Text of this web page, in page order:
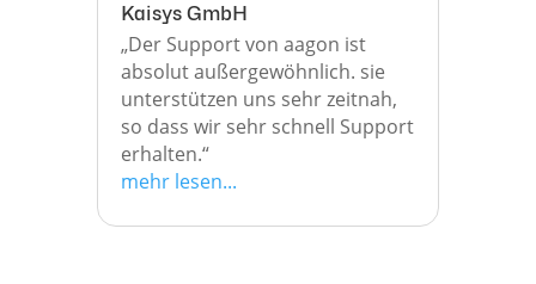
Kaisys GmbH
„Der Support von aagon ist
absolut außergewöhnlich. sie
unterstützen uns sehr zeitnah,
so dass wir sehr schnell Support
erhalten.“
mehr lesen...